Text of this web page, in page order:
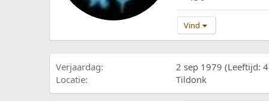
Vind
Verjaardag
2 sep 1979 (Leeftijd:
Locatie
Tildonk